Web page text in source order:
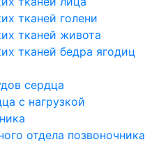
тканей голени
тканей живота
тканей бедра ягодиц
сердца
с нагрузкой
отдела позвоночника